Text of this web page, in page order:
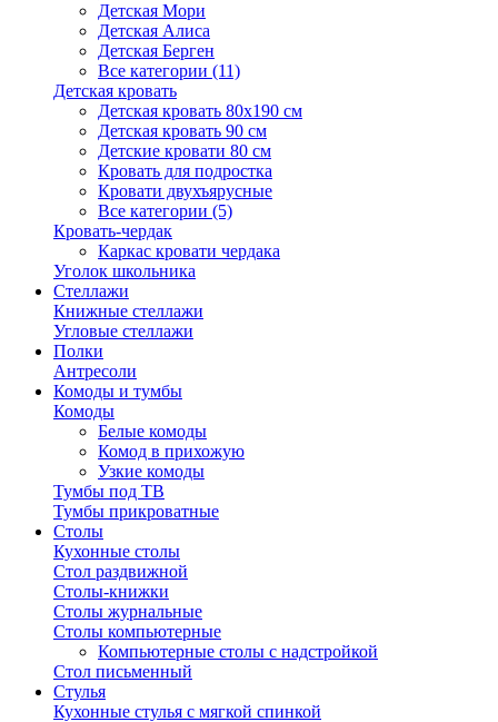
Детская Мори
Детская Алиса
Детская Берген
Все категории (11)
Детская кровать
Детская кровать 80х190 см
Детская кровать 90 см
Детские кровати 80 см
Кровать для подростка
Кровати двухъярусные
Все категории (5)
Кровать-чердак
Каркас кровати чердака
Уголок школьника
Стеллажи
Книжные стеллажи
Угловые стеллажи
Полки
Антресоли
Комоды и тумбы
Комоды
Белые комоды
Комод в прихожую
Узкие комоды
Тумбы под ТВ
Тумбы прикроватные
Столы
Кухонные столы
Стол раздвижной
Столы-книжки
Столы журнальные
Столы компьютерные
Компьютерные столы с надстройкой
Стол письменный
Стулья
Кухонные стулья с мягкой спинкой